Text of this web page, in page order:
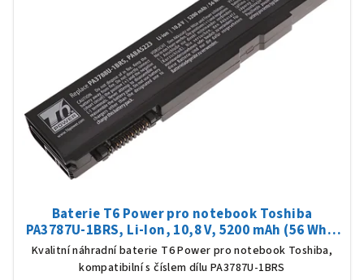
Baterie T6 Power pro notebook Toshiba
PA3787U-1BRS, Li-Ion, 10,8 V, 5200 mAh (56 Wh),
černá
Kvalitní náhradní baterie T6 Power pro notebook Toshiba,
kompatibilní s číslem dílu PA3787U-1BRS